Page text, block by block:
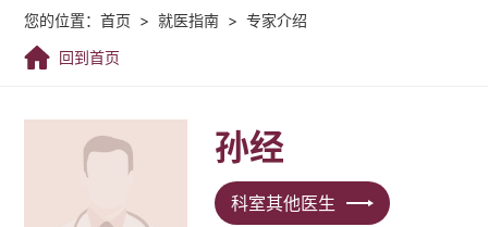
您的位置：首页 > 就医指南 > 专家介绍
回到首页
孙经
科室其他医生